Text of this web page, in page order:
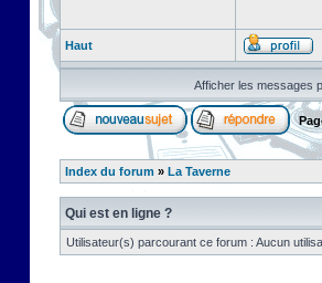
Haut
Afficher les messages
Index du forum » La Taverne
Qui est en ligne ?
Utilisateur(s) parcourant ce forum : Aucun